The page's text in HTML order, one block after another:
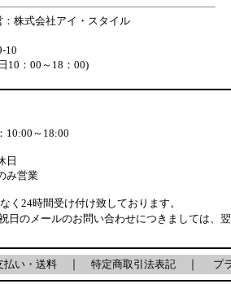
株式会社アイ・スタイル
10
10：00～18：00)
10:00～18:00
日
み営業
く24時間受け付け致しております。
日のメールのお問い合わせにつきましては、
払い・送料｜ 特定商取引法表記｜ プ